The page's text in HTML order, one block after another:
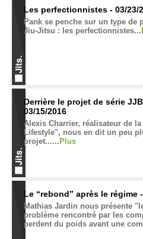
Les perfectionnistes - 03/23/
Pank se penche sur un type de
Jiu-Jitsu : les perfectionnistes...
Derrière le projet de série
03/15/2016
Alexis Charrier, réalisateur de
Lifestyle", nous en dit un peu
projet...... Plus
Le “rebond” après le régime
Mathias Jardin nous présente
problème rencontré par les
perdent du poids avant une